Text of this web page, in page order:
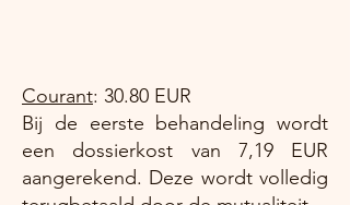
Courant: 30.80 EUR
Bij de eerste behandeling wordt
een dossierkost van 7,19 EUR
aangerekend. Deze wordt volledig